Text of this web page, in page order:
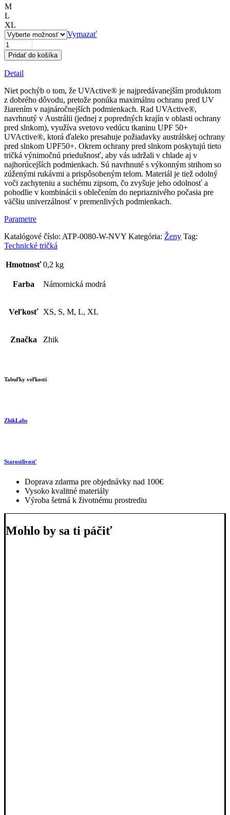
M
L
XL
Vymazať
množstvo
Dámske
tričko
s
golierom
a
1/4
zipsom
UVActive
–
námornícka
modrá
Pridať do košíka
Detail
Niet pochýb o tom, že UVActive® je najpredávanejším produktom
z dobrého dôvodu, pretože ponúka maximálnu ochranu pred UV
žiarením v najnáročnejších podmienkach. Rad UVActive®,
navrhnutý v Austrálii (jednej z popredných krajín v oblasti ochrany
pred slnkom), využíva svetovo vedúcu tkaninu UPF 50+
UVActive®, ktorá ďaleko presahuje požiadavky austrálskej ochrany
pred slnkom UPF50+. Okrem ochrany pred slnkom poskytujú tieto
tričká výnimočnú priedušnosť, aby vás udržali v chlade aj v
najhorúcejších podmienkach. Sú navrhnuté s výkonným strihom so
zúženými rukávmi a prispôsobeným telom. Materiál je tiež odolný
voči zachyteniu a suchému zipsom, čo zvyšuje jeho odolnosť a
pohodlie v kombinácii s oblečením do nepriaznivého počasia pre
väčšiu univerzálnosť v premenlivých podmienkach.
Parametre
Katalógové číslo: ATP-0080-W-NVY Kategória: Ženy Tag:
Technické tričká
Hmotnosť 0,2 kg
Farba Námornická modrá
Veľkosť XS, S, M, L, XL
Značka Zhik
Tabuľky veľkostí
ZhikLabs
Starostlivosť
Doprava zdarma pre objednávky nad 100€
Vysoko kvalitné materiály
Výroba šetrná k životnému prostrediu
Mohlo by sa ti páčiť